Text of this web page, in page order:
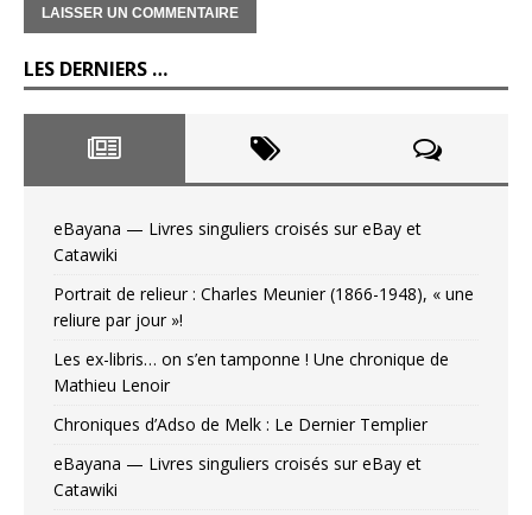
LES DERNIERS …
eBayana — Livres singuliers croisés sur eBay et
Catawiki
Portrait de relieur : Charles Meunier (1866-1948), « une
reliure par jour »!
Les ex-libris… on s’en tamponne ! Une chronique de
Mathieu Lenoir
Chroniques d’Adso de Melk : Le Dernier Templier
eBayana — Livres singuliers croisés sur eBay et
Catawiki